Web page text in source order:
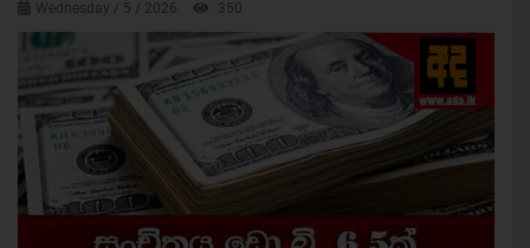
Wednesday / 5 / 2026 350